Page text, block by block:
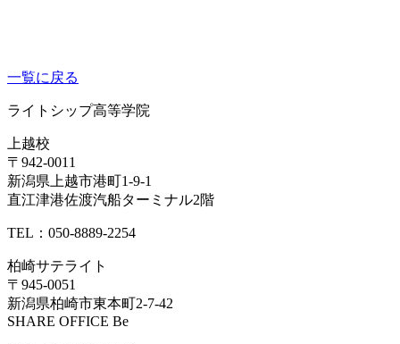
一覧に戻る
ライトシップ高等学院
上越校
〒942-0011
新潟県上越市港町1-9-1
直江津港佐渡汽船ターミナル2階
TEL：050-8889-2254
柏崎サテライト
〒945-0051
新潟県柏崎市東本町2-7-42
SHARE OFFICE Be